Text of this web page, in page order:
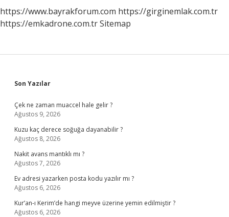
https://www.bayrakforum.com https://girginemlak.com.tr
https://emkadrone.com.trSitemap
Sidebar
Son Yazılar
Çek ne zaman muaccel hale gelir ?
Ağustos 9, 2026
Kuzu kaç derece soğuğa dayanabilir ?
Ağustos 8, 2026
Nakit avans mantıklı mı ?
Ağustos 7, 2026
Ev adresi yazarken posta kodu yazılır mı ?
Ağustos 6, 2026
Kur’an-ı Kerim’de hangi meyve üzerine yemin edilmiştir ?
Ağustos 6, 2026